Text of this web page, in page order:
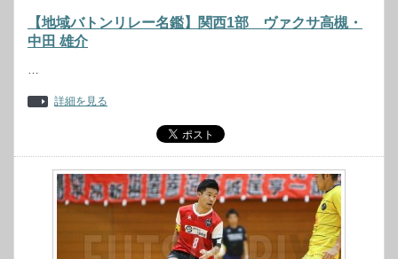
【地域バトンリレー名鑑】関西1部 ヴァクサ高槻・
中田 雄介
…
詳細を見る